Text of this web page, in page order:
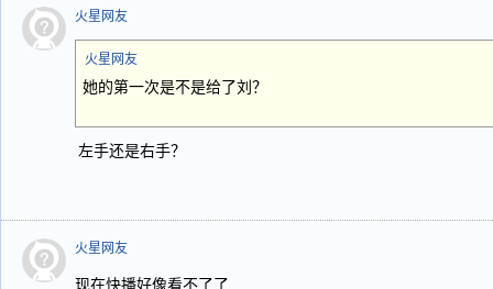
火星网友
火星网友
她的第一次是不是给了刘？
左手还是右手？
火星网友
现在快播好像看不了了